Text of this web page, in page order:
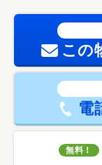
この
電
無料！